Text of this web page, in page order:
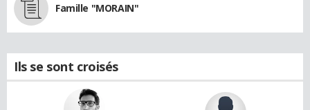
Famille "MORAIN"
Ils se sont croisés